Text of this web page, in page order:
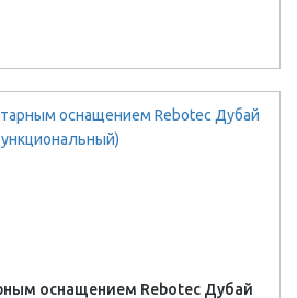
оснащением Rebotec Дубай